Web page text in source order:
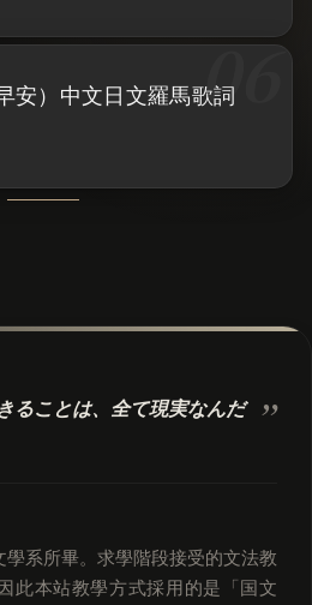
安）中文日文羅馬歌詞
ることは、 全て現実なんだ
系所畢。求學階段接受的文法教
此本站教學方式採用的是「国文